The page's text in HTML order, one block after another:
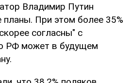
Владимир Путин
При этом более 35%
согласны" с
РФ может в будущем